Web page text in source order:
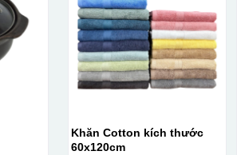
Khăn Cotton kích thước
60x120cm